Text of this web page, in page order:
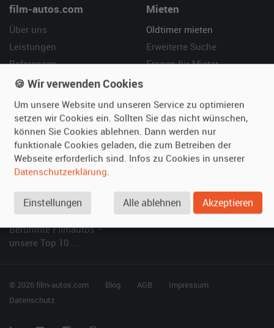
film-autos.com
Über uns
Leistungen
Referenzen
Kundenmeinungen
Mieten
Oldtimer mieten
Erweiterte Suche
Fragen für Mieter
Vermieten
Oldtimer anmelden
Fotos senden
Fragen für Vermieter
Hilfe
Häufige Fragen (FAQ)
So funktioniert's
SPECIAL
Berühmte Filmautos –
unsere Top 10 ...
© 2026 film-autos.com Blog AGB
Impressum
Datenschutz
🍪 Wir verwenden Cookies
Um unsere Website und unseren Service zu optimieren
setzen wir Cookies ein. Sollten Sie das nicht wünschen,
können Sie Cookies ablehnen. Dann werden nur
funktionale Cookies geladen, die zum Betreiben der
Webseite erforderlich sind. Infos zu Cookies in unserer
Datenschutzerklärung.
Einstellungen Alle ablehnen Akzeptieren